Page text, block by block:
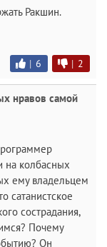
Ракшин.
| 6 | 2
нравов самой
на колбасных
ему владельцем
сатанистское
сострадания,
Почему
Он